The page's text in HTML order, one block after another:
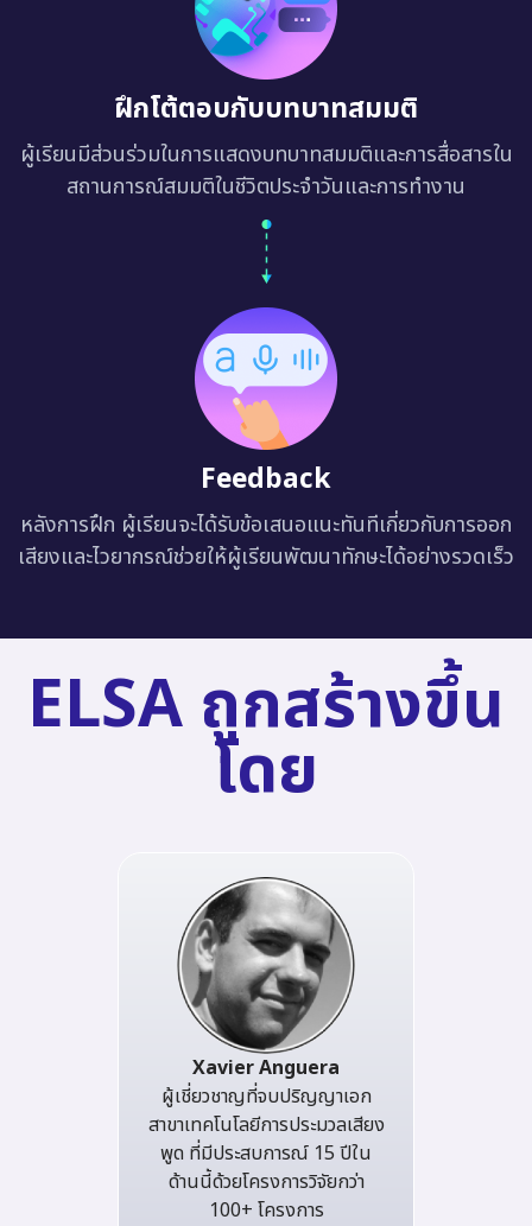
ฝึกโต้ตอบกับบทบาทสมมติ
ผู้เรียนมีส่วนร่วมในการแสดงบทบาทสมมติและการสื่อสารใน
สถานการณ์สมมติในชีวิตประจำวันและการทำงาน
Feedback
หลังการฝึก ผู้เรียนจะได้รับข้อเสนอแนะทันทีเกี่ยวกับการออก
เสียงและไวยากรณ์ช่วยให้ผู้เรียนพัฒนาทักษะได้อย่างรวดเร็ว
ELSA ถูกสร้างขึ้น
โดย
Xavier Anguera
ผู้เชี่ยวชาญที่จบปริญญาเอก
สาขาเทคโนโลยีการประมวลเสียง
พูด ที่มีประสบการณ์ 15 ปีใน
ด้านนี้ด้วยโครงการวิจัยกว่า
100+ โครงการ